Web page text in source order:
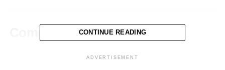
Comparte esto:CONTINUE READING
ADVERTISEMENT